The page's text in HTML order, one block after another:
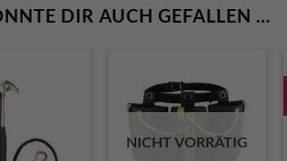
DIR AUCH GEFALLEN …
NICHT VORRÄTIG